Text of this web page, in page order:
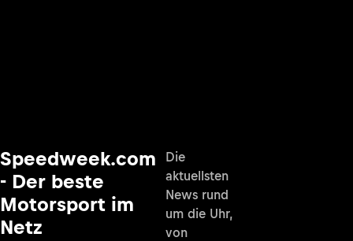
Speedweek.com
- Der beste
Motorsport im
Netz
Die
aktuellsten
News rund
um die Uhr,
von